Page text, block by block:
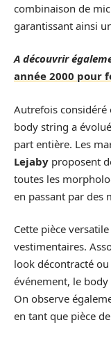
combinaison de
garantissant ainsi
A découvrir
année 2000 pour
Autrefois
body string a
part entière. Les
Lejaby proposent
toutes les
en passant par des
Cette pièce
vestimentaires.
look décontracté
événement, le body
On observe
en tant que pièce